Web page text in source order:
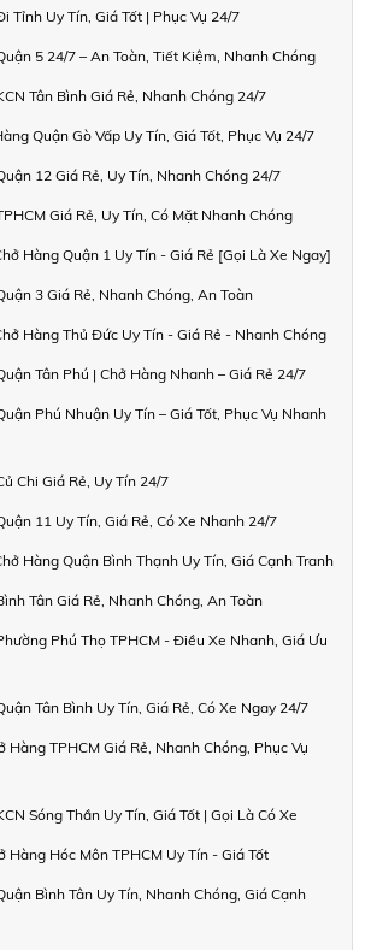
Tỉnh Uy Tín, Giá Tốt | Phục Vụ 24/7
5 24/7 – An Toàn, Tiết Kiệm, Nhanh Chóng
Tân Bình Giá Rẻ, Nhanh Chóng 24/7
Quận Gò Vấp Uy Tín, Giá Tốt, Phục Vụ 24/7
12 Giá Rẻ, Uy Tín, Nhanh Chóng 24/7
Giá Rẻ, Uy Tín, Có Mặt Nhanh Chóng
Hàng Quận 1 Uy Tín - Giá Rẻ [Gọi Là Xe Ngay]
3 Giá Rẻ, Nhanh Chóng, An Toàn
Hàng Thủ Đức Uy Tín - Giá Rẻ - Nhanh Chóng
Tân Phú | Chở Hàng Nhanh – Giá Rẻ 24/7
Phú Nhuận Uy Tín – Giá Tốt, Phục Vụ Nhanh
Chi Giá Rẻ, Uy Tín 24/7
11 Uy Tín, Giá Rẻ, Có Xe Nhanh 24/7
Hàng Quận Bình Thạnh Uy Tín, Giá Cạnh Tranh
Tân Giá Rẻ, Nhanh Chóng, An Toàn
Phú Thọ TPHCM - Điều Xe Nhanh, Giá Ưu
Tân Bình Uy Tín, Giá Rẻ, Có Xe Ngay 24/7
Hàng TPHCM Giá Rẻ, Nhanh Chóng, Phục Vụ
Sóng Thần Uy Tín, Giá Tốt | Gọi Là Có Xe
Hàng Hóc Môn TPHCM Uy Tín - Giá Tốt
Bình Tân Uy Tín, Nhanh Chóng, Giá Cạnh